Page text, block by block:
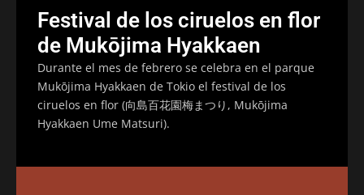
Festival de los ciruelos en flor
de Mukōjima Hyakkaen
Durante el mes de febrero se celebra en el parque
Mukōjima Hyakkaen de Tokio el festival de los
ciruelos en flor (向島百花園梅まつり, Mukōjima
Hyakkaen Ume Matsuri).